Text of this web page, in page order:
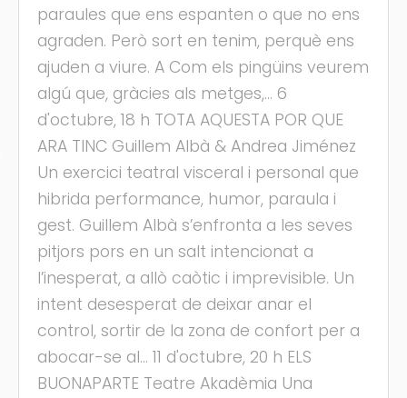
paraules que ens espanten o que no ens
agraden. Però sort en tenim, perquè ens
ajuden a viure. A Com els pingüins veurem
algú que, gràcies als metges,... 6
d'octubre, 18 h TOTA AQUESTA POR QUE
ARA TINC Guillem Albà & Andrea Jiménez
Un exercici teatral visceral i personal que
hibrida performance, humor, paraula i
gest. Guillem Albà s’enfronta a les seves
pitjors pors en un salt intencionat a
l’inesperat, a allò caòtic i imprevisible. Un
intent desesperat de deixar anar el
control, sortir de la zona de confort per a
abocar-se al... 11 d'octubre, 20 h ELS
BUONAPARTE Teatre Akadèmia Una